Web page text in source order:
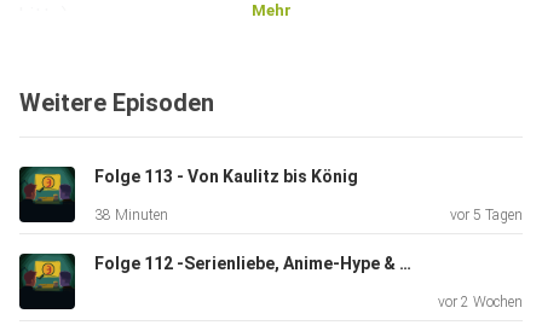
Zum Schluss feiern wir Gachiakuta, den Anime, der uns
komplett abgeholt hat.
Chaotisch, ehrlich, nerdig – genau wie immer.
Wie ist eure Meinung zu den angesprochenen Themen?
Mehr
Weitere Episoden
Folge 113 - Von Kaulitz bis König
38 Minuten vor 5 Tagen
Folge 112 -Serienliebe, Anime-Hype & kleine Enttäuschungen
vor 2 Wochen